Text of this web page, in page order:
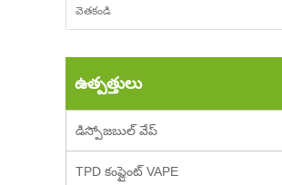
ఉత్పత్తులు
డిస్పోజబుల్ వేప్
TPD కంప్లైంట్ VAPE